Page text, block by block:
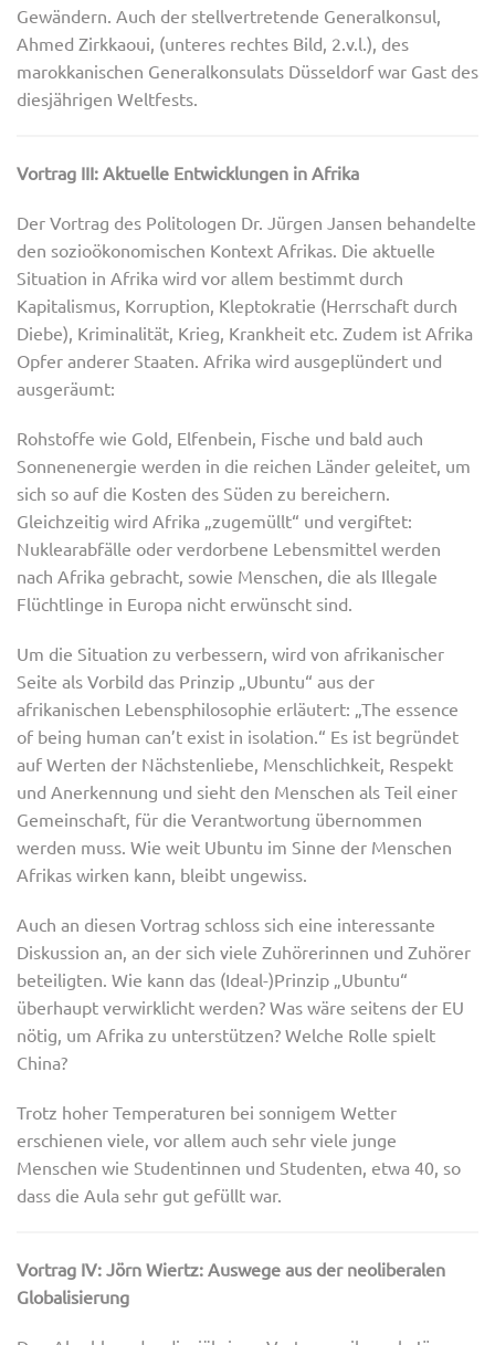
Gewändern. Auch der stellvertretende Generalkonsul,
Ahmed Zirkkaoui, (unteres rechtes Bild, 2.v.l.), des
marokkanischen Generalkonsulats Düsseldorf war Gast des
diesjährigen Weltfests.
Vortrag III: Aktuelle Entwicklungen in Afrika
Der Vortrag des Politologen Dr. Jürgen Jansen behandelte
den sozioökonomischen Kontext Afrikas. Die aktuelle
Situation in Afrika wird vor allem bestimmt durch
Kapitalismus, Korruption, Kleptokratie (Herrschaft durch
Diebe), Kriminalität, Krieg, Krankheit etc. Zudem ist Afrika
Opfer anderer Staaten. Afrika wird ausgeplündert und
ausgeräumt:
Rohstoffe wie Gold, Elfenbein, Fische und bald auch
Sonnenenergie werden in die reichen Länder geleitet, um
sich so auf die Kosten des Süden zu bereichern.
Gleichzeitig wird Afrika „zugemüllt“ und vergiftet:
Nuklearabfälle oder verdorbene Lebensmittel werden
nach Afrika gebracht, sowie Menschen, die als Illegale
Flüchtlinge in Europa nicht erwünscht sind.
Um die Situation zu verbessern, wird von afrikanischer
Seite als Vorbild das Prinzip „Ubuntu“ aus der
afrikanischen Lebensphilosophie erläutert: „The essence
of being human can’t exist in isolation.“ Es ist begründet
auf Werten der Nächstenliebe, Menschlichkeit, Respekt
und Anerkennung und sieht den Menschen als Teil einer
Gemeinschaft, für die Verantwortung übernommen
werden muss. Wie weit Ubuntu im Sinne der Menschen
Afrikas wirken kann, bleibt ungewiss.
Auch an diesen Vortrag schloss sich eine interessante
Diskussion an, an der sich viele Zuhörerinnen und Zuhörer
beteiligten. Wie kann das (Ideal-)Prinzip „Ubuntu“
überhaupt verwirklicht werden? Was wäre seitens der EU
nötig, um Afrika zu unterstützen? Welche Rolle spielt
China?
Trotz hoher Temperaturen bei sonnigem Wetter
erschienen viele, vor allem auch sehr viele junge
Menschen wie Studentinnen und Studenten, etwa 40, so
dass die Aula sehr gut gefüllt war.
Vortrag IV: Jörn Wiertz: Auswege aus der neoliberalen
Globalisierung